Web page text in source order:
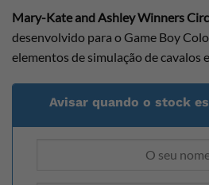
Mary-Kate and Ashley Winners
desenvolvido para o Game Boy
elementos de simulação de cavalos
Avisar quando o stock